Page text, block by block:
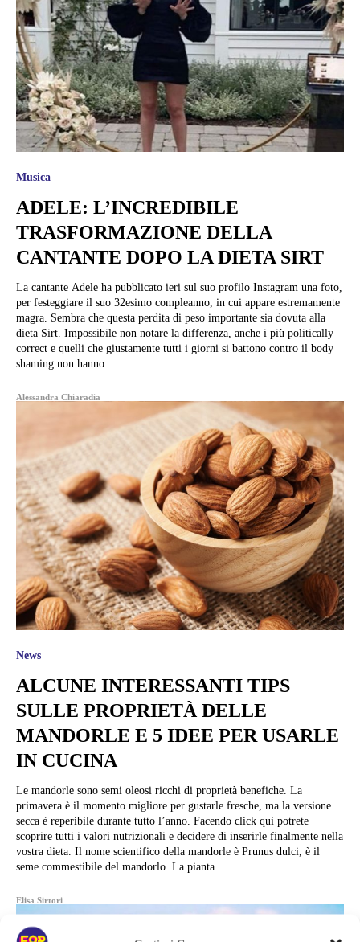
Musica
ADELE: L’INCREDIBILE
TRASFORMAZIONE DELLA
CANTANTE DOPO LA DIETA SIRT
La cantante Adele ha pubblicato ieri sul suo profilo Instagram una foto,
per festeggiare il suo 32esimo compleanno, in cui appare estremamente
magra. Sembra che questa perdita di peso importante sia dovuta alla
dieta Sirt. Impossibile non notare la differenza, anche i più politically
correct e quelli che giustamente tutti i giorni si battono contro il body
shaming non hanno...
Alessandra Chiaradia
News
ALCUNE INTERESSANTI TIPS
SULLE PROPRIETÀ DELLE
MANDORLE E 5 IDEE PER USARLE
IN CUCINA
Le mandorle sono semi oleosi ricchi di proprietà benefiche. La
primavera è il momento migliore per gustarle fresche, ma la versione
secca è reperibile durante tutto l’anno. Facendo click qui potrete
scoprire tutti i valori nutrizionali e decidere di inserirle finalmente nella
vostra dieta. Il nome scientifico della mandorle è Prunus dulci, è il
seme commestibile del mandorlo. La pianta...
Elisa Sirtori